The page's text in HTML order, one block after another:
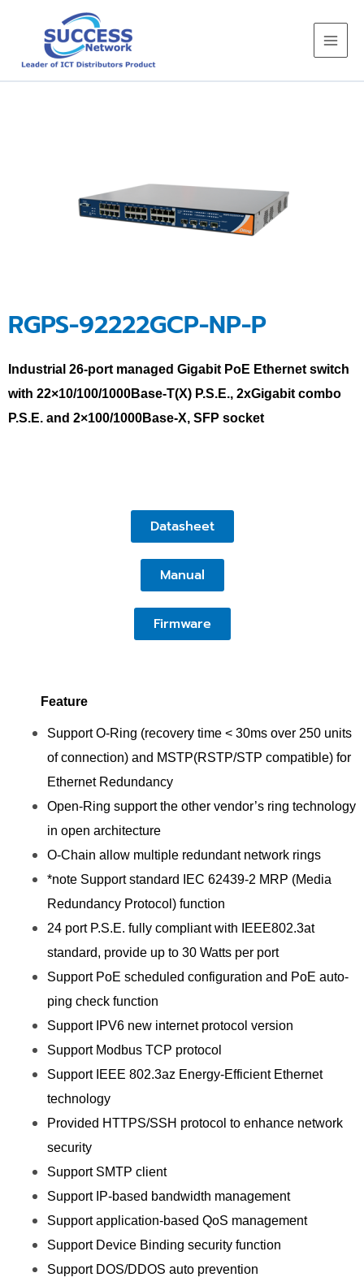
content
RGPS-92222GCP-NP-P
Industrial 26-port managed Gigabit PoE Ethernet switch
with 22×10/100/1000Base-T(X) P.S.E., 2xGigabit combo
P.S.E. and 2×100/1000Base-X, SFP socket
Datasheet
Manual
Firmware
Feature
Support O-Ring (recovery time < 30ms over 250 units
of connection) and MSTP(RSTP/STP compatible) for
Ethernet Redundancy
Open-Ring support the other vendor’s ring technology
in open architecture
O-Chain allow multiple redundant network rings
*note Support standard IEC 62439-2 MRP (Media
Redundancy Protocol) function
24 port P.S.E. fully compliant with IEEE802.3at
standard, provide up to 30 Watts per port
Support PoE scheduled configuration and PoE auto-
ping check function
Support IPV6 new internet protocol version
Support Modbus TCP protocol
Support IEEE 802.3az Energy-Efficient Ethernet
technology
Provided HTTPS/SSH protocol to enhance network
security
Support SMTP client
Support IP-based bandwidth management
Support application-based QoS management
Support Device Binding security function
Support DOS/DDOS auto prevention